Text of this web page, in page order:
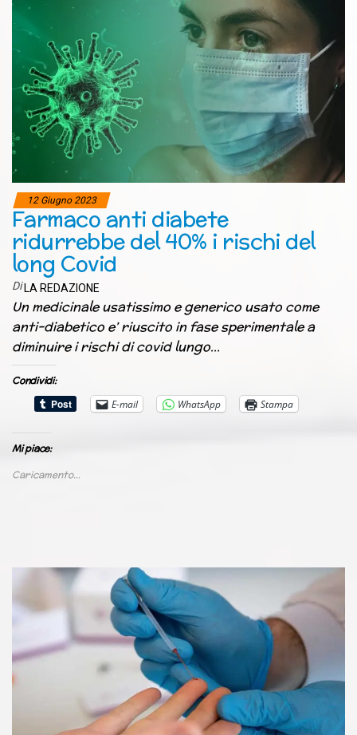
12 Giugno 2023
Farmaco anti diabete
ridurrebbe del 40% i rischi del
long Covid
Di LA REDAZIONE
Un medicinale usatissimo e generico usato come
anti-diabetico e’ riuscito in fase sperimentale a
diminuire i rischi di covid lungo…
Condividi:
E-mail
WhatsApp Stampa
Mi piace:
Caricamento...